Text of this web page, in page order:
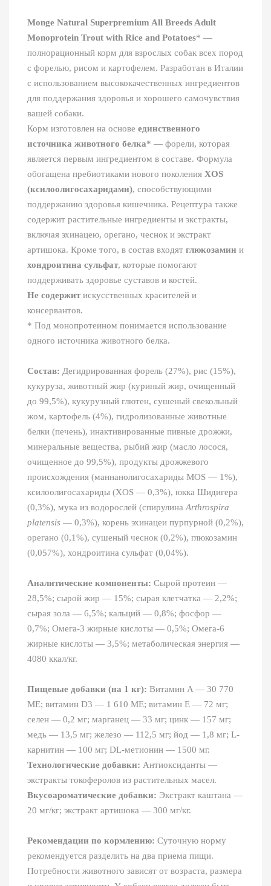
Monge Natural Superpremium All Breeds Adult
Monoprotein Trout with Rice and Potatoes* —
полнорационный корм для взрослых собак всех пород
с форелью, рисом и картофелем. Разработан в Италии
с использованием высококачественных ингредиентов
для поддержания здоровья и хорошего самочувствия
вашей собаки.
Корм изготовлен на основе единственного
источника животного белка* — форели, которая
является первым ингредиентом в составе. Формула
обогащена пребиотиками нового поколения XOS
(ксилоолигосахаридами), способствующими
поддержанию здоровья кишечника. Рецептура также
содержит растительные ингредиенты и экстракты,
включая эхинацею, орегано, чеснок и экстракт
артишока. Кроме того, в состав входят глюкозамин и
хондроитина сульфат, которые помогают
поддерживать здоровье суставов и костей.
Не содержит искусственных красителей и
консервантов.
* Под монопротеином понимается использование
одного источника животного белка.
Состав: Дегидрированная форель (27%), рис (15%),
кукуруза, животный жир (куриный жир, очищенный
до 99,5%), кукурузный глютен, сушеный свекольный
жом, картофель (4%), гидролизованные животные
белки (печень), инактивированные пивные дрожжи,
минеральные вещества, рыбий жир (масло лосося,
очищенное до 99,5%), продукты дрожжевого
происхождения (маннанолигосахариды MOS — 1%),
ксилоолигосахариды (XOS — 0,3%), юкка Шидигера
(0,3%), мука из водорослей (спирулина Arthrospira
platensis — 0,3%), корень эхинацеи пурпурной (0,2%),
орегано (0,1%), сушеный чеснок (0,2%), глюкозамин
(0,057%), хондроитина сульфат (0,04%).
Аналитические компоненты: Сырой протеин —
28,5%; сырой жир — 15%; сырая клетчатка — 2,2%;
сырая зола — 6,5%; кальций — 0,8%; фосфор —
0,7%; Омега-3 жирные кислоты — 0,5%; Омега-6
жирные кислоты — 3,5%; метаболическая энергия —
4080 ккал/кг.
Пищевые добавки (на 1 кг): Витамин A — 30 770
МЕ; витамин D3 — 1 610 МЕ; витамин E — 72 мг;
селен — 0,2 мг; марганец — 33 мг; цинк — 157 мг;
медь — 13,5 мг; железо — 112,5 мг; йод — 1,8 мг; L-
карнитин — 100 мг; DL-метионин — 1500 мг.
Технологические добавки: Антиоксиданты —
экстракты токоферолов из растительных масел.
Вкусоароматические добавки: Экстракт каштана —
20 мг/кг; экстракт артишока — 300 мг/кг.
Рекомендации по кормлению: Суточную норму
рекомендуется разделить на два приема пищи.
Потребности животного зависят от возраста, размера